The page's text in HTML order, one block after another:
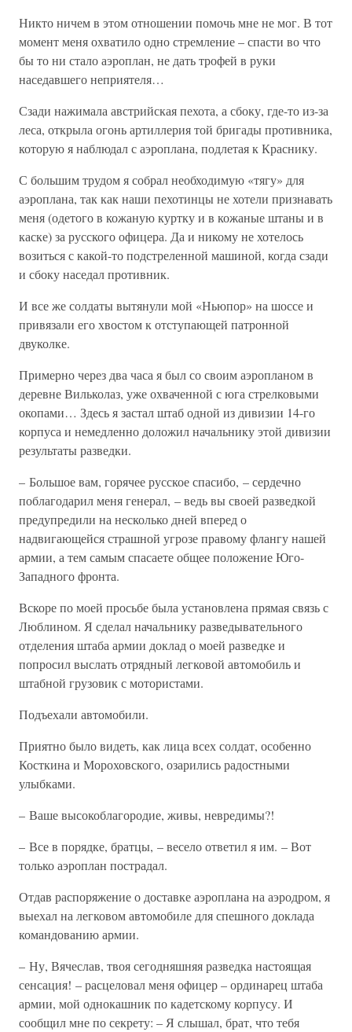
Никто ничем в этом отношении помочь мне не мог. В тот
момент меня охватило одно стремление – спасти во что
бы то ни стало аэроплан, не дать трофей в руки
наседавшего неприятеля…
Сзади нажимала австрийская пехота, а сбоку, где-то из-за
леса, открыла огонь артиллерия той бригады противника,
которую я наблюдал с аэроплана, подлетая к Краснику.
С большим трудом я собрал необходимую «тягу» для
аэроплана, так как наши пехотинцы не хотели признавать
меня (одетого в кожаную куртку и в кожаные штаны и в
каске) за русского офицера. Да и никому не хотелось
возиться с какой-то подстреленной машиной, когда сзади
и сбоку наседал противник.
И все же солдаты вытянули мой «Ньюпор» на шоссе и
привязали его хвостом к отступающей патронной
двуколке.
Примерно через два часа я был со своим аэропланом в
деревне Вильколаз, уже охваченной с юга стрелковыми
окопами… Здесь я застал штаб одной из дивизии 14-го
корпуса и немедленно доложил начальнику этой дивизии
результаты разведки.
– Большое вам, горячее русское спасибо, – сердечно
поблагодарил меня генерал, – ведь вы своей разведкой
предупредили на несколько дней вперед о
надвигающейся страшной угрозе правому флангу нашей
армии, а тем самым спасаете общее положение Юго-
Западного фронта.
Вскоре по моей просьбе была установлена прямая связь с
Люблином. Я сделал начальнику разведывательного
отделения штаба армии доклад о моей разведке и
попросил выслать отрядный легковой автомобиль и
штабной грузовик с мотористами.
Подъехали автомобили.
Приятно было видеть, как лица всех солдат, особенно
Косткина и Мороховского, озарились радостными
улыбками.
– Ваше высокоблагородие, живы, невредимы?!
– Все в порядке, братцы, – весело ответил я им. – Вот
только аэроплан пострадал.
Отдав распоряжение о доставке аэроплана на аэродром, я
выехал на легковом автомобиле для спешного доклада
командованию армии.
– Ну, Вячеслав, твоя сегодняшняя разведка настоящая
сенсация! – расцеловал меня офицер – ординарец штаба
армии, мой однокашник по кадетскому корпусу. И
сообщил мне по секрету: – Я слышал, брат, что тебя